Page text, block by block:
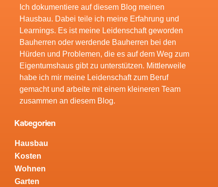
Ich dokumentiere auf diesem Blog meinen
Hausbau. Dabei teile ich meine Erfahrung und
Learnings. Es ist meine Leidenschaft geworden
Bauherren oder werdende Bauherren bei den
Hürden und Problemen, die es auf dem Weg zum
Eigentumshaus gibt zu unterstützen. Mittlerweile
habe ich mir meine Leidenschaft zum Beruf
gemacht und arbeite mit einem kleineren Team
zusammen an diesem Blog.
Kategorien
Hausbau
Kosten
Wohnen
Garten